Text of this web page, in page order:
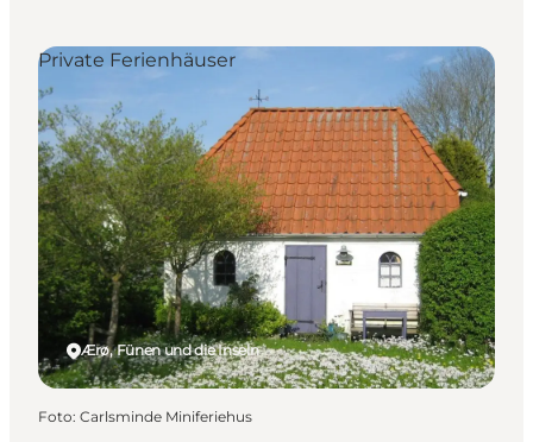
Ærø, Fünen und die Inseln
Private Ferienhäuser
Foto: Carlsminde Miniferiehus